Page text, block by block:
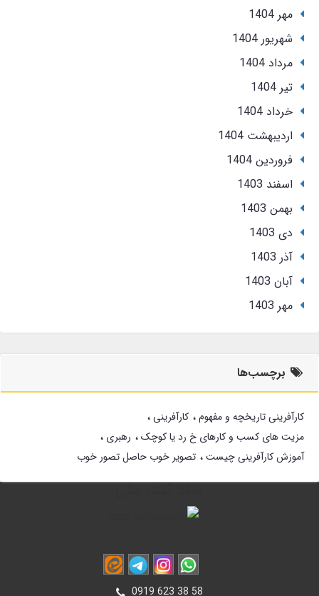
مهر 1404
شهریور 1404
مرداد 1404
تير 1404
خرداد 1404
ارديبهشت 1404
فروردین 1404
اسفند 1403
بهمن 1403
دی 1403
آذر 1403
آبان 1403
مهر 1403
برچسب‌ها
کارآفرینی تاریخچه و مفهوم کارآفرینی
مزیت های کسب و کارهای خ رد یا کوچک رهبری
آموزش کارآفرینی چیست تصویر خوب حاصل تصور خوب
نماد ثبت ملی
0919 623 38 58